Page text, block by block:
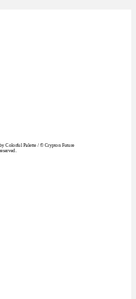
Colorful Palette / © Crypton Future